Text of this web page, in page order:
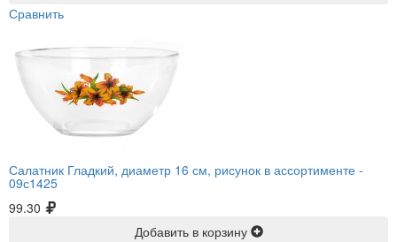
Сравнить
Салатник Гладкий, диаметр 16 см, рисунок в ассортименте -
09с1425
99.30
Добавить в корзину